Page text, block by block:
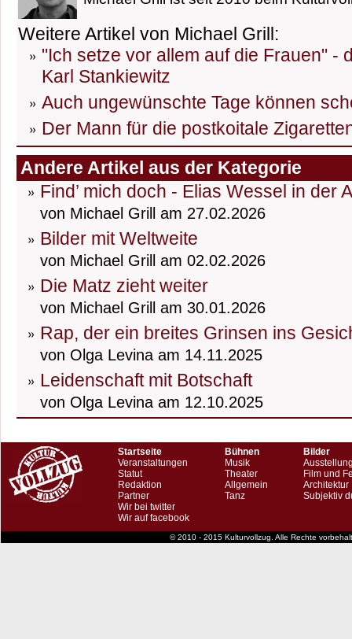
Weitere Artikel von Michael Grill:
"Ich setze vor allem auf die Frauen" -
Karl Stankiewitz
Auch ungewünschte Tage können
Der Mann für die postkoitale
Andere Artikel aus der Kategorie
Find’ mich doch - Elias Wessel in der
von Michael Grill am 27.02.2026
Bilder mit Weltweite
von Michael Grill am 02.02.2026
Die Matz zieht weiter
von Michael Grill am 30.01.2026
Rap, der ein breites Grinsen ins
von Olga Levina am 14.11.2025
Leidenschaft mit Botschaft
von Olga Levina am 12.10.2025
Startseite
Veranstaltungen
Statut
Redaktion
Partner
Wir bei twitter
Wir auf facebook
Bühnen
Musik
Theater
Allgemein
Tanz
Bilder
Film und
Architektur
Subjektiv
© 2010 - 2015 Kulturvollzug. Alle Rechte